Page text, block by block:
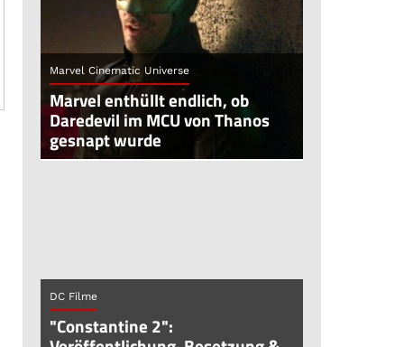
Marvel Cinematic Universe
Marvel enthüllt endlich, ob
Daredevil im MCU von Thanos
gesnapt wurde
DC Filme
"Constantine 2":